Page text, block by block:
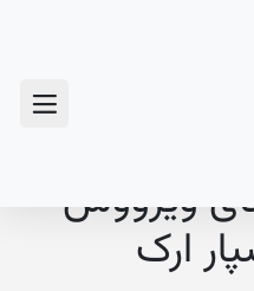
ویرووس -
ارک